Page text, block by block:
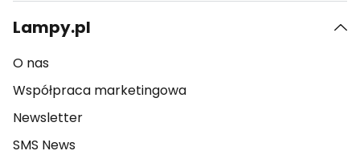
Lampy.pl
O nas
Współpraca marketingowa
Newsletter
SMS News